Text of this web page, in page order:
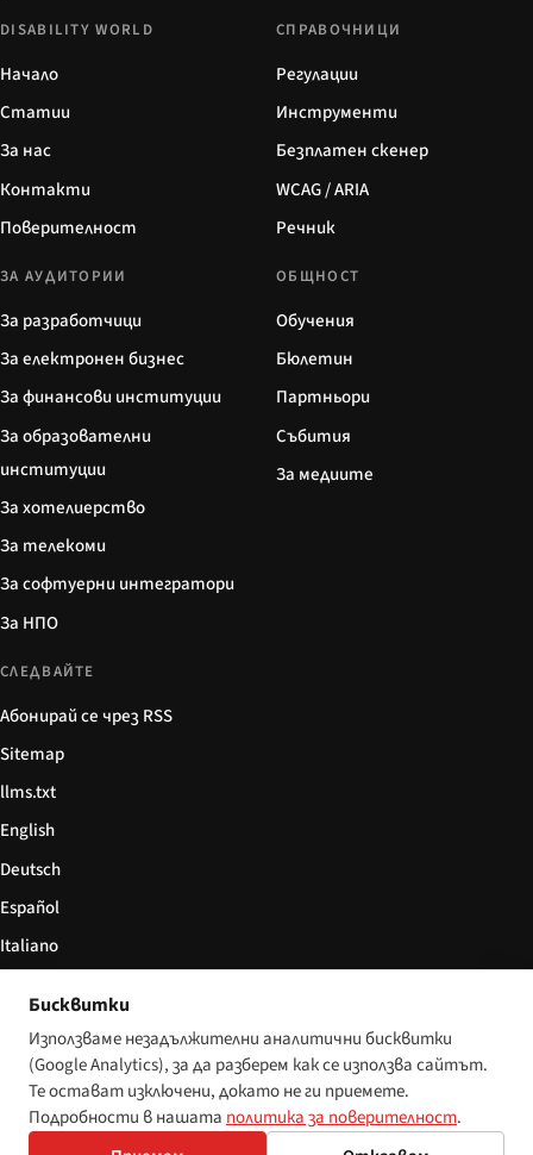
DISABILITY WORLD
Начало
Статии
За нас
Контакти
Поверителност
СПРАВОЧНИЦИ
Регулации
Инструменти
Безплатен скенер
WCAG / ARIA
Речник
ЗА АУДИТОРИИ
За разработчици
За електронен бизнес
За финансови институции
За образователни
институции
За хотелиерство
За телекоми
За софтуерни интегратори
За НПО
ОБЩНОСТ
Обучения
Бюлетин
Партньори
Събития
За медиите
СЛЕДВАЙТЕ
Абонирай се чрез RSS
Sitemap
llms.txt
English
Deutsch
Español
Italiano
© 2026 Disability World. Всички права запазени. Настройки за бисквитки
Бисквитки
Използваме незадължителни аналитични бисквитки
(Google Analytics), за да разберем как се използва сайтът.
Те остават изключени, докато не ги приемете.
Подробности в нашата политика за поверителност.